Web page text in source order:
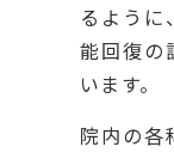
るように
能回復の
います。
院内の各